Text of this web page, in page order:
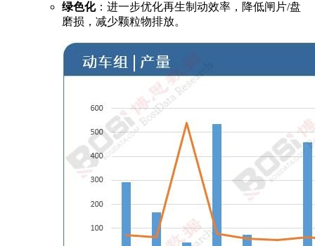
绿色化：进一步优化再生制动效率，降低闸片/盘
磨损，减少颗粒物排放。